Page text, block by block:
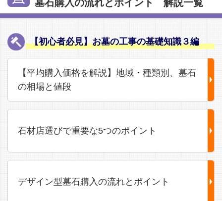
墓石購入の流れとポイント 解説一覧
【初心者必見】お墓の工事の基礎知識３編
【平均購入価格を解説】地域・種類別、墓石
の相場と値段
石材店選びで重要な5つのポイント
デザイン型墓石購入の流れとポイント